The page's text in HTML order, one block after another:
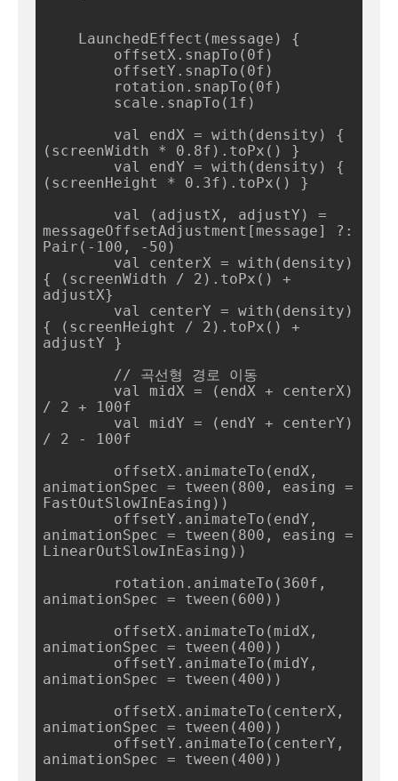
LaunchedEffect(message) {
offsetX.snapTo(0f)
offsetY.snapTo(0f)
rotation.snapTo(0f)
scale.snapTo(1f)
val endX = with(density) {
(screenWidth * 0.8f).toPx() }
val endY = with(density) {
(screenHeight * 0.3f).toPx() }
val (adjustX, adjustY) =
messageOffsetAdjustment[message] ?:
Pair(-100, -50)
val centerX = with(density)
{ (screenWidth / 2).toPx() +
adjustX}
val centerY = with(density)
{ (screenHeight / 2).toPx() +
adjustY }
// 곡선형 경로 이동
val midX = (endX + centerX)
/ 2 + 100f
val midY = (endY + centerY)
/ 2 - 100f
offsetX.animateTo(endX,
animationSpec = tween(800, easing =
FastOutSlowInEasing))
offsetY.animateTo(endY,
animationSpec = tween(800, easing =
LinearOutSlowInEasing))
rotation.animateTo(360f,
animationSpec = tween(600))
offsetX.animateTo(midX,
animationSpec = tween(400))
offsetY.animateTo(midY,
animationSpec = tween(400))
offsetX.animateTo(centerX,
animationSpec = tween(400))
offsetY.animateTo(centerY,
animationSpec = tween(400))